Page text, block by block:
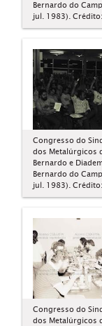
Bernardo do
jul. 1983).
Congresso do
dos Metalúrgicos
Bernardo e
Bernardo do
jul. 1983).
Congresso do
dos Metalúrgicos